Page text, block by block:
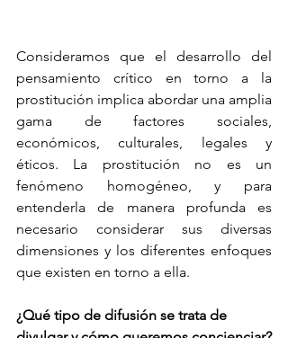
Consideramos que el desarrollo del
pensamiento crítico en torno a la
prostitución implica abordar una amplia
gama de factores sociales,
económicos, culturales, legales y
éticos. La prostitución no es un
fenómeno homogéneo, y para
entenderla de manera profunda es
necesario considerar sus diversas
dimensiones y los diferentes enfoques
que existen en torno a ella.
¿Qué tipo de difusión se trata de